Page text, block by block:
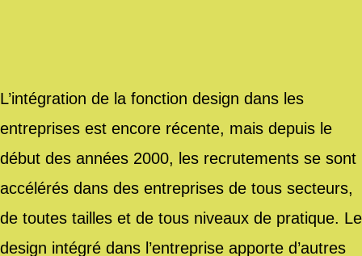
L’intégration de la fonction design dans les
entreprises est encore récente, mais depuis le
début des années 2000, les recrutements se sont
accélérés dans des entreprises de tous secteurs,
de toutes tailles et de tous niveaux de pratique. Le
design intégré dans l’entreprise apporte d’autres